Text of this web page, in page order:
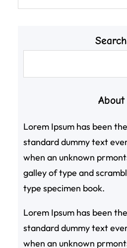
Search
About
Lorem Ipsum has been
standard dummy text
when an unknown
galley of type and
type specimen book.
Lorem Ipsum has been
standard dummy text
when an unknown